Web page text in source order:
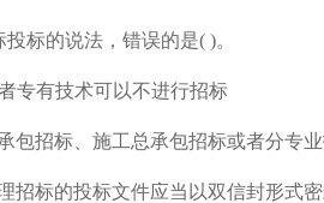
标的说法，错误的是( )。
专有技术可以不进行招标
包招标、施工总承包招标或者分专
招标的投标文件应当以双信封形式